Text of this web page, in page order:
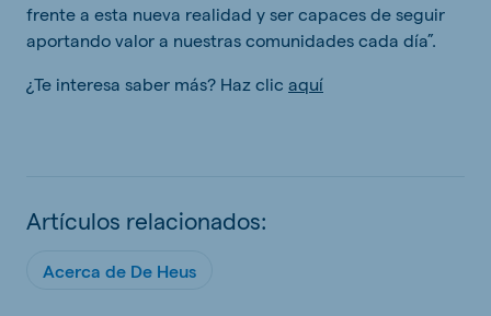
frente a esta nueva realidad y ser capaces de seguir
aportando valor a nuestras comunidades cada día”.
¿Te interesa saber más? Haz clic aquí
Artículos relacionados:
Acerca de De Heus